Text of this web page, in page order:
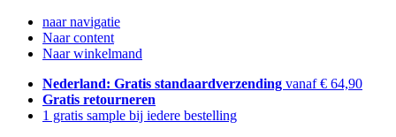
naar navigatie
Naar content
Naar winkelmand
Nederland: Gratis standaardverzending vanaf € 64,90
Gratis retourneren
1 gratis sample bij iedere bestelling